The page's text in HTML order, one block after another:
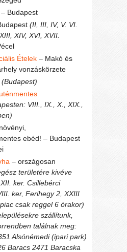
– Budapest
(II, III, IV, V. VI.
XIV, XVI, XVII.
Ételek – Makó és
vonzáskörzete
(Budapest)
VIII., IX., X., XIX.,
ebéd! – Budapest
– országosan
területére kivéve
ker. Csillebérci
ker, Ferihegy 2, XXIII
csak reggel 6 órakor)
szállítunk,
találnak meg:
Alsónémedi (ipari park)
Baracs 2471 Baracska